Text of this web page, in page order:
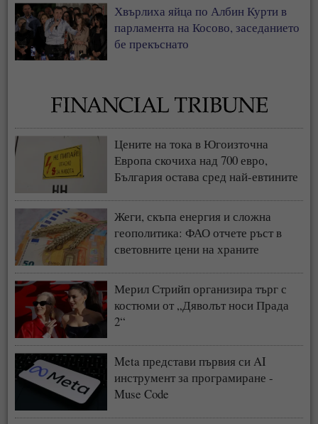
Хвърлиха яйца по Албин Курти в
парламента на Косово, заседанието
бе прекъснато
Цените на тока в Югоизточна
Европа скочиха над 700 евро,
България остава сред най-евтините
Жеги, скъпа енергия и сложна
геополитика: ФАО отчете ръст в
световните цени на храните
Мерил Стрийп организира търг с
костюми от „Дяволът носи Прада
2“
Meta представи първия си AI
инструмент за програмиране -
Muse Code